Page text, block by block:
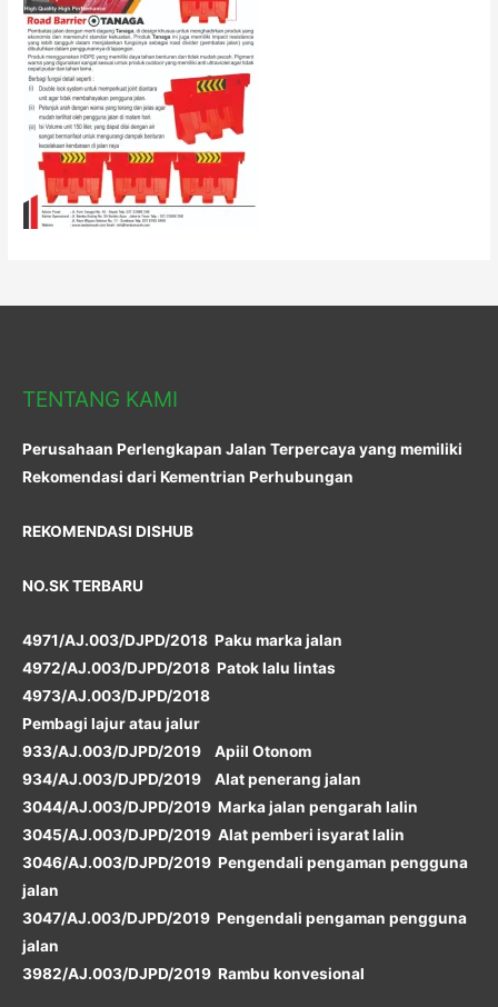
TENTANG KAMI
Perusahaan Perlengkapan Jalan Terpercaya yang memiliki
Rekomendasi dari Kementrian Perhubungan
REKOMENDASI DISHUB
NO.SK TERBARU
4971/AJ.003/DJPD/2018 Paku marka jalan
4972/AJ.003/DJPD/2018 Patok lalu lintas
4973/AJ.003/DJPD/2018
Pembagi lajur atau jalur
933/AJ.003/DJPD/2019 Apiil Otonom
934/AJ.003/DJPD/2019 Alat penerang jalan
3044/AJ.003/DJPD/2019 Marka jalan pengarah lalin
3045/AJ.003/DJPD/2019 Alat pemberi isyarat lalin
3046/AJ.003/DJPD/2019 Pengendali pengaman pengguna
jalan
3047/AJ.003/DJPD/2019 Pengendali pengaman pengguna
jalan
3982/AJ.003/DJPD/2019 Rambu konvesional